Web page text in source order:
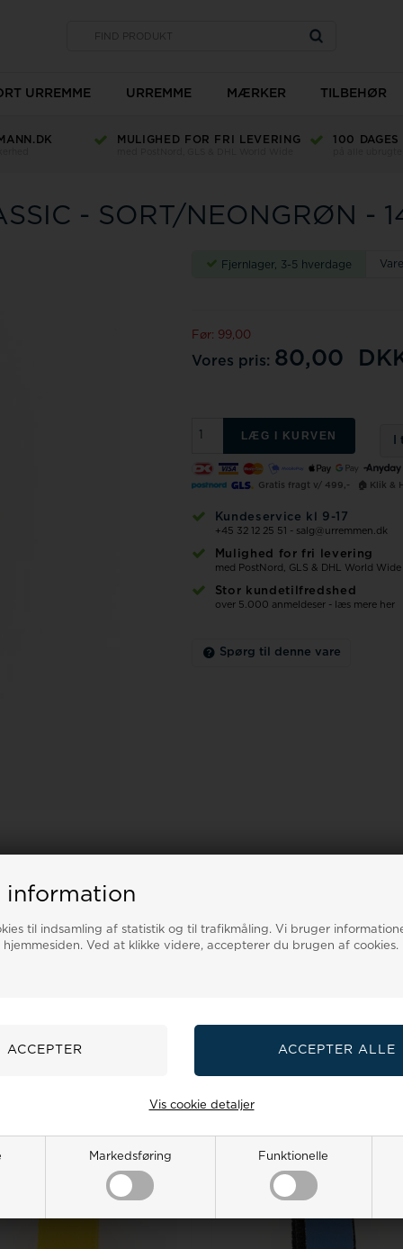
information
til indsamling af statistik og til trafikmåling. Vi bruger
Ved at klikke videre, accepterer du brugen af cookies.
Markedsføring Funktionelle
Vis cookie detaljer
URREMME URREMME
Type
Materiale
MÆRKER TILBEHØR
Ur glas
MULIGHED FOR FRI LEVERING 100 DAGES
- SORT/NEONGRØN -
Fjernlager, 3-5 hverdage
Før: 99,00
Vores pris: 80,00
LÆG I KURVEN
Gratis fragt v/ 499,- 🏠 Klik &
Kundeservice kl 9-17
+45 32 12 25 51 - salg@urremmen.dk
Mulighed for fri levering
med PostNord, GLS & DHL World Wide
Stor kundetilfredshed
over 5.000 anmeldeser - læs mere her
Spørg til denne vare
ure